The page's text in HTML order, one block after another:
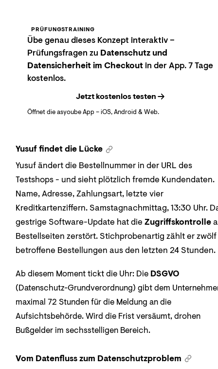
PRÜFUNGSTRAINING
Übe genau dieses Konzept interaktiv –
Prüfungsfragen zu Datenschutz und
Datensicherheit im Checkoutin der App. 7 Tage
kostenlos.
Jetzt kostenlos testen
Öffnet die asyoube App – iOS, Android & Web.
Yusuf findet die Lücke
Yusuf ändert die Bestellnummer in der URL des
Testshops - und sieht plötzlich fremde Kundendaten.
Name, Adresse, Zahlungsart, letzte vier
Kreditkartenziffern. Samstagnachmittag, 13:30 Uhr.
gestrige Software-Update hat die Zugriffskontrolle
Bestellseiten zerstört. Stichprobenartig zählt er zwölf
betroffene Bestellungen aus den letzten 24 Stunden.
Ab diesem Moment tickt die Uhr: Die DSGVO
(Datenschutz-Grundverordnung) gibt dem
maximal 72 Stunden für die Meldung an die
Aufsichtsbehörde. Wird die Frist versäumt, drohen
Bußgelder im sechsstelligen Bereich.
Vom Datenfluss zum Datenschutzproblem